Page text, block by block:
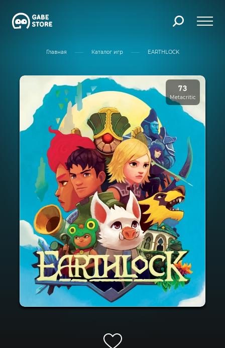
Главная Каталог игр EARTHLOCK
73
Metacritic